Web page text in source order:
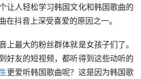
让人轻松学习韩国文化和韩国歌曲的
在抖音上深受喜爱的原因之一。
上最大的粉丝群体就是女孩子们了。
好友的短视频，都听得到这些动听的
更爱听韩国歌曲呢？这是因为韩国歌